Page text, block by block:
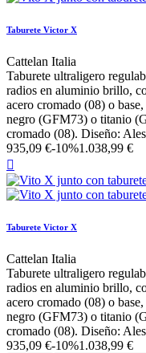
Taburete Victor X
Cattelan Italia
Taburete ultraligero
radios en aluminio brillo,
acero cromado (08) o
negro (GFM73) o titanio
cromado (08). Diseño:
935,09 €-10%1.038,99 €

Taburete Victor X
Cattelan Italia
Taburete ultraligero
radios en aluminio brillo,
acero cromado (08) o
negro (GFM73) o titanio
cromado (08). Diseño:
935,09 €-10%1.038,99 €